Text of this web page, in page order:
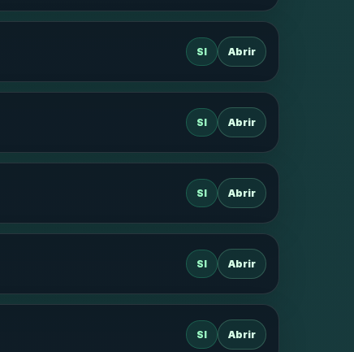
SI Abrir
SI Abrir
SI Abrir
SI Abrir
SI Abrir